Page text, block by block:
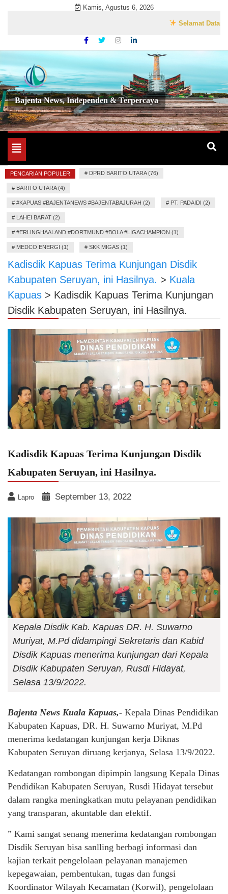
Kamis, Agustus 6, 2026
Selamat Datang di
Bajenta News, Independen & Terpercaya
Toggle
navigation
PENCARIAN POPULER # DPRD BARITO UTARA (76)
# BARITO UTARA (4)
# #KAPUAS #BAJENTANEWS #BAJENTABAJURAH (2) # PT. PADAIDI (2)
# LAHEI BARAT (2)
# #ERLINGHAALAND #DORTMUND #BOLA #LIGACHAMPION (1)
# MEDCO ENERGI (1) # SKK MIGAS (1)
Kadisdik Kapuas Terima Kunjungan Disdik
Kabupaten Seruyan, ini Hasilnya. > Kuala
Kapuas > Kadisdik Kapuas Terima Kunjungan
Disdik Kabupaten Seruyan, ini Hasilnya.
Kadisdik Kapuas Terima Kunjungan Disdik
Kabupaten Seruyan, ini Hasilnya.
Lapro September 13, 2022
Kepala Disdik Kab. Kapuas DR. H. Suwarno
Muriyat, M.Pd didampingi Sekretaris dan Kabid
Disdik Kapuas menerima kunjungan dari Kepala
Disdik Kabupaten Seruyan, Rusdi Hidayat,
Selasa 13/9/2022.
Bajenta News Kuala Kapuas,- Kepala Dinas Pendidikan
Kabupaten Kapuas, DR. H. Suwarno Muriyat, M.Pd
menerima kedatangan kunjungan kerja Diknas
Kabupaten Seruyan diruang kerjanya, Selasa 13/9/2022.
Kedatangan rombongan dipimpin langsung Kepala Dinas
Pendidikan Kabupaten Seruyan, Rusdi Hidayat tersebut
dalam rangka meningkatkan mutu pelayanan pendidikan
yang transparan, akuntable dan efektif.
” Kami sangat senang menerima kedatangan rombongan
Disdik Seruyan bisa sanlling berbagi informasi dan
kajian terkait pengelolaan pelayanan manajemen
kepegawaian, pembentukan, tugas dan fungsi
Koordinator Wilayah Kecamatan (Korwil), pengelolaan